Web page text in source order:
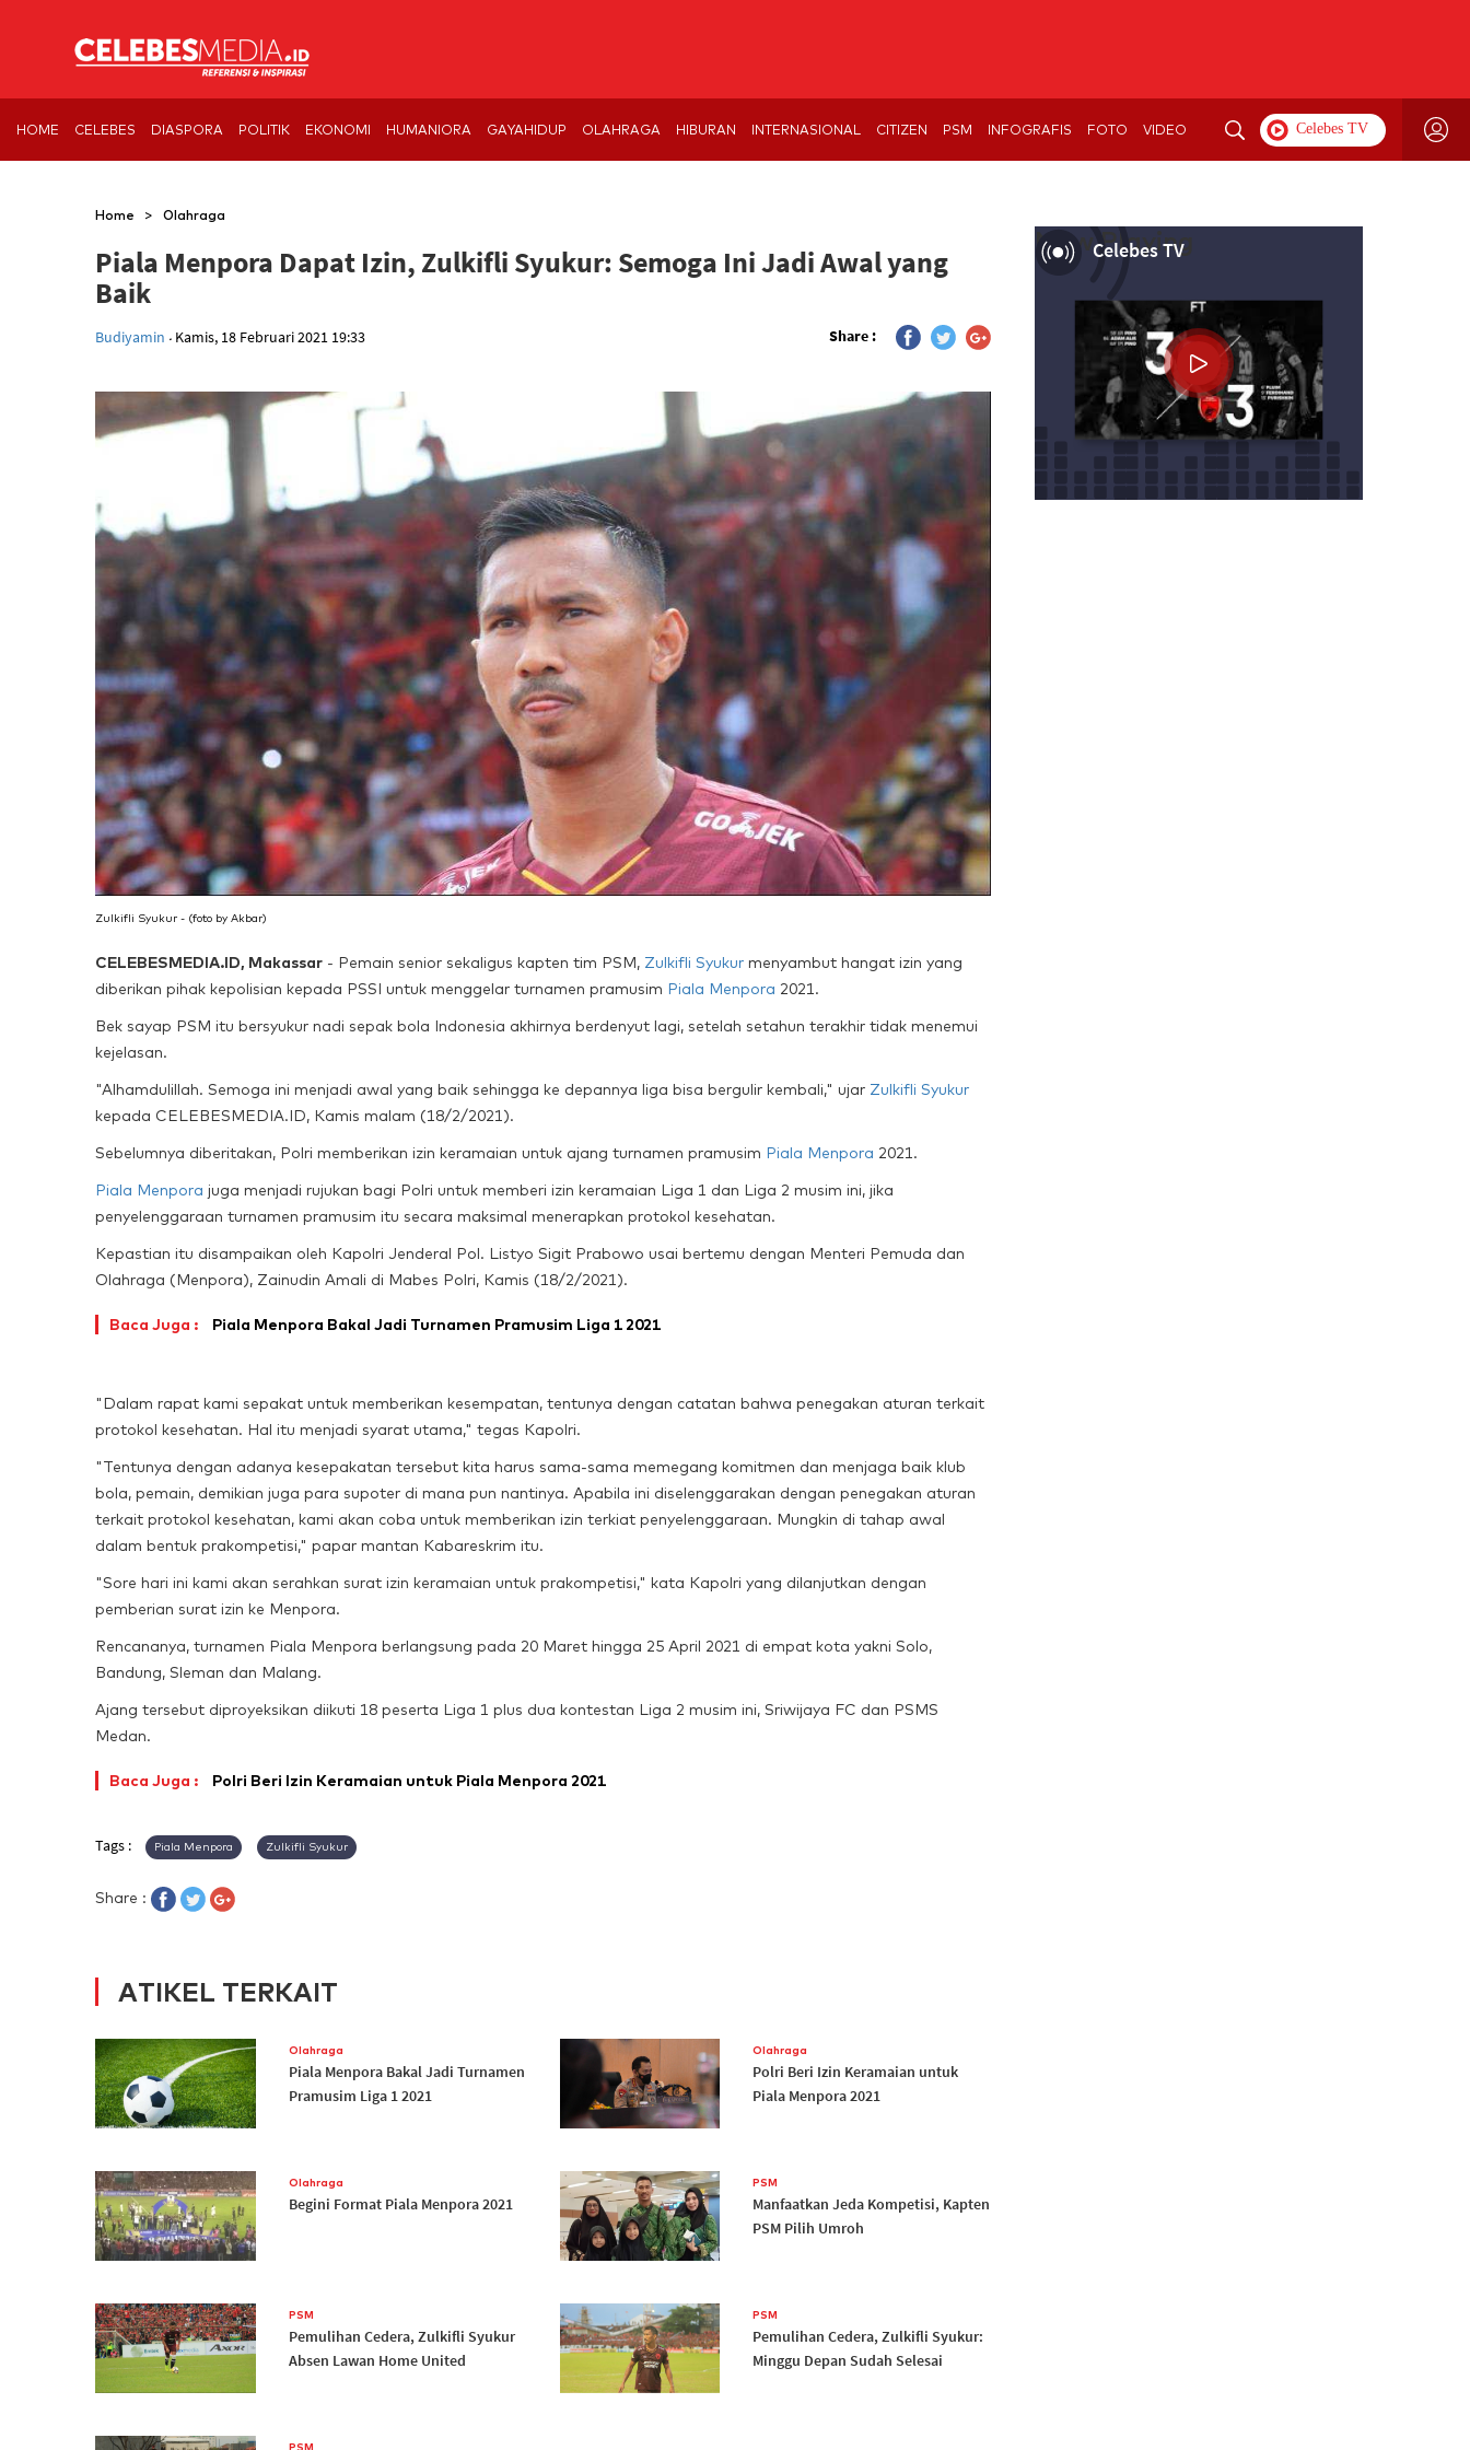
HOME CELEBES DIASPORA POLITIK EKONOMI HUMANIORA GAYAHIDUP OLAHRAGA HIBURAN INTERNASIONAL CITIZEN PSM INFOGRAFIS FOTO VIDEO
Home > Olahraga
Piala Menpora Dapat Izin, Zulkifli Syukur: Semoga Ini Jadi Awal yang
Baik
Budiyamin . Kamis, 18 Februari 2021 19:33 Share :
Zulkifli Syukur - (foto by Akbar)
CELEBESMEDIA.ID, Makassar - Pemain senior sekaligus kapten tim PSM, Zulkifli Syukur menyambut hangat izin yang
diberikan pihak kepolisian kepada PSSI untuk menggelar turnamen pramusim Piala Menpora 2021.
Bek sayap PSM itu bersyukur nadi sepak bola Indonesia akhirnya berdenyut lagi, setelah setahun terakhir tidak menemui
kejelasan.
"Alhamdulillah. Semoga ini menjadi awal yang baik sehingga ke depannya liga bisa bergulir kembali," ujar Zulkifli Syukur
kepada CELEBESMEDIA.ID, Kamis malam (18/2/2021).
Sebelumnya diberitakan, Polri memberikan izin keramaian untuk ajang turnamen pramusim Piala Menpora 2021.
Piala Menpora juga menjadi rujukan bagi Polri untuk memberi izin keramaian Liga 1 dan Liga 2 musim ini, jika
penyelenggaraan turnamen pramusim itu secara maksimal menerapkan protokol kesehatan.
Kepastian itu disampaikan oleh Kapolri Jenderal Pol. Listyo Sigit Prabowo usai bertemu dengan Menteri Pemuda dan
Olahraga (Menpora), Zainudin Amali di Mabes Polri, Kamis (18/2/2021).
Baca Juga : Piala Menpora Bakal Jadi Turnamen Pramusim Liga 1 2021
"Dalam rapat kami sepakat untuk memberikan kesempatan, tentunya dengan catatan bahwa penegakan aturan terkait
protokol kesehatan. Hal itu menjadi syarat utama," tegas Kapolri.
"Tentunya dengan adanya kesepakatan tersebut kita harus sama-sama memegang komitmen dan menjaga baik klub
bola, pemain, demikian juga para supoter di mana pun nantinya. Apabila ini diselenggarakan dengan penegakan aturan
terkait protokol kesehatan, kami akan coba untuk memberikan izin terkiat penyelenggaraan. Mungkin di tahap awal
dalam bentuk prakompetisi," papar mantan Kabareskrim itu.
"Sore hari ini kami akan serahkan surat izin keramaian untuk prakompetisi," kata Kapolri yang dilanjutkan dengan
pemberian surat izin ke Menpora.
Rencananya, turnamen Piala Menpora berlangsung pada 20 Maret hingga 25 April 2021 di empat kota yakni Solo,
Bandung, Sleman dan Malang.
Ajang tersebut diproyeksikan diikuti 18 peserta Liga 1 plus dua kontestan Liga 2 musim ini, Sriwijaya FC dan PSMS
Medan.
Baca Juga : Polri Beri Izin Keramaian untuk Piala Menpora 2021
Tags : Piala Menpora Zulkifli Syukur
Share :
ATIKEL TERKAIT
Olahraga
Piala Menpora Bakal Jadi Turnamen
Pramusim Liga 1 2021
Olahraga
Polri Beri Izin Keramaian untuk
Piala Menpora 2021
Olahraga
Begini Format Piala Menpora 2021
PSM
Manfaatkan Jeda Kompetisi, Kapten
PSM Pilih Umroh
PSM
Pemulihan Cedera, Zulkifli Syukur
Absen Lawan Home United
PSM
Pemulihan Cedera, Zulkifli Syukur:
Minggu Depan Sudah Selesai
PSM
Celebes TV
Now Playing